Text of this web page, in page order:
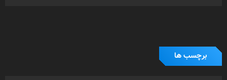
برچسب ها